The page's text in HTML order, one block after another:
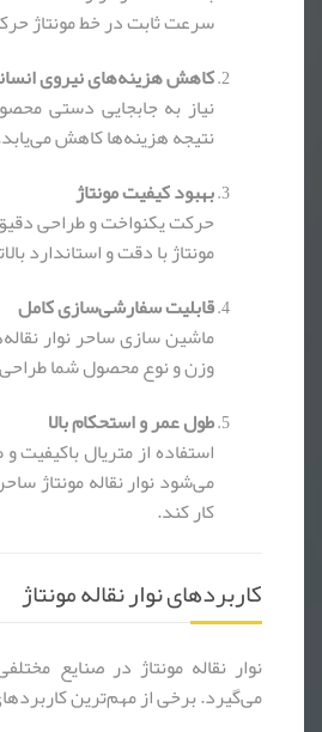
سرعت ثابت در خط مونتاژ
کاهش هزینه‌های نیروی
نیاز به جابجایی دستی
نتیجه هزینه‌ها کاهش
بهبود کیفیت مونتاژ
حرکت یکنواخت و طراحی
مونتاژ با دقت و استاندارد
قابلیت سفارشی‌سازی کامل
ماشین سازی ساحر نوار
وزن و نوع محصول شما
طول عمر و استحکام بالا
استفاده از متریال
می‌شود نوار نقاله مونتاژ
کار کند.
کاربردهای نوار نقاله مونتاژ
نوار نقاله مونتاژ در صنایع
می‌گیرد. برخی از مهم‌ترین